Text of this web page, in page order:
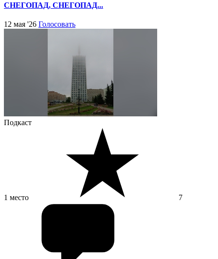
СНЕГОПАД, СНЕГОПАД...
12 мая '26 Голосовать
Подкаст
1 место 7